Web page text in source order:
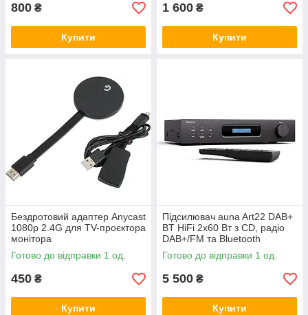
800 ₴
Купити
1 600 ₴
Купити
Бездротовий адаптер Anycast
1080p 2.4G для TV-проєктора
монітора
Готово до відправки 1 од.
450 ₴
Купити
Підсилювач auna Art22 DAB+
BT HiFi 2x60 Вт з CD, радіо
DAB+/FM та Bluetooth
Готово до відправки 1 од.
5 500 ₴
Купити